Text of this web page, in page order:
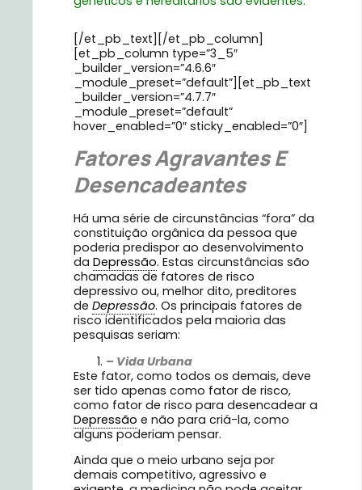
[/et_pb_text][/et_pb_column]
[et_pb_column type=”3_5″
_builder_version=”4.6.6″
_module_preset=”default”][et_pb_text
_builder_version=”4.7.7″
_module_preset=”default”
hover_enabled=”0″ sticky_enabled=”0″]
Fatores Agravantes E
Desencadeantes
Há uma série de circunstâncias “fora” da
constituição orgânica da pessoa que
poderia predispor ao desenvolvimento
da Depressão. Estas circunstâncias são
chamadas de fatores de risco
depressivo ou, melhor dito, preditores
de Depressão. Os principais fatores de
risco identificados pela maioria das
pesquisas seriam:
– Vida Urbana
Este fator, como todos os demais, deve
ser tido apenas como fator de risco,
como fator de risco para desencadear a
Depressão e não para criá-la, como
alguns poderiam pensar.
Ainda que o meio urbano seja por
demais competitivo, agressivo e